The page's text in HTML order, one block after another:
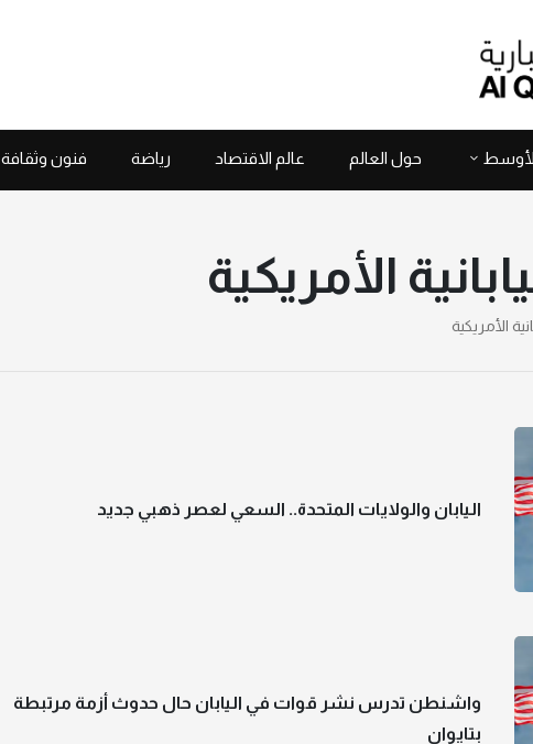
حول العالم عالم الاقتصاد رياضة فنون وثقافة
الأمريكية
الأمريكية
اليابان والولايات المتحدة.. السعي لعصر ذهبي جديد
واشنطن تدرس نشر قوات في اليابان حال حدوث أزمة مرتبطة
بتايوان